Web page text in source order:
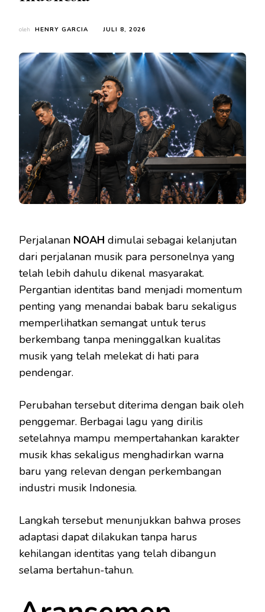
oleh HENRY GARCIA JULI 8, 2026
Perjalanan NOAH dimulai sebagai kelanjutan
dari perjalanan musik para personelnya yang
telah lebih dahulu dikenal masyarakat.
Pergantian identitas band menjadi momentum
penting yang menandai babak baru sekaligus
memperlihatkan semangat untuk terus
berkembang tanpa meninggalkan kualitas
musik yang telah melekat di hati para
pendengar.
Perubahan tersebut diterima dengan baik oleh
penggemar. Berbagai lagu yang dirilis
setelahnya mampu mempertahankan karakter
musik khas sekaligus menghadirkan warna
baru yang relevan dengan perkembangan
industri musik Indonesia.
Langkah tersebut menunjukkan bahwa proses
adaptasi dapat dilakukan tanpa harus
kehilangan identitas yang telah dibangun
selama bertahun-tahun.